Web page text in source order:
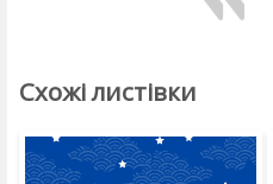
Схожі листівки